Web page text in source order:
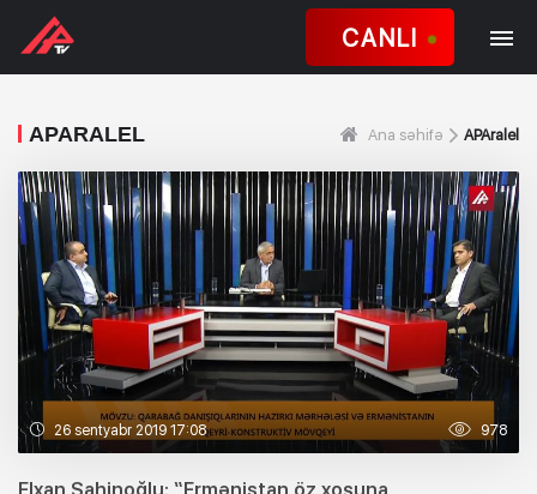
CANLI
APARALEL Ana səhifə APAralel
26 sentyabr 2019 17:08 978